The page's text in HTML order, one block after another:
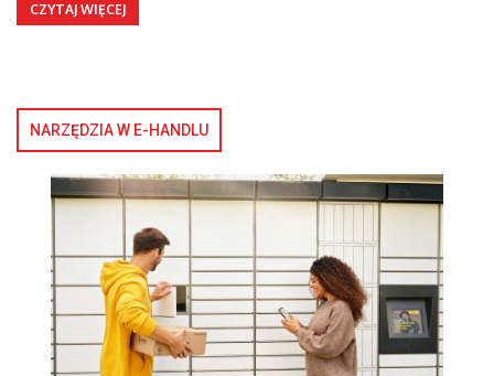
CZYTAJ WIĘCEJ
NARZĘDZIA W E-HANDLU